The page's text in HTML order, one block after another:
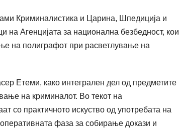
Криминалистика и Царина, Шпедиција и
Агенцијата за национална безбедност, кои
на полиграфот при расветлување на
Етеми, како интегрален дел од предметите
на криминалот. Во текот на
со практичното искуство од употребата на
фаза за собирање докази и